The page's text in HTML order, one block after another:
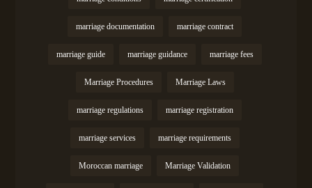
marriage contract
marriage documentation
marriage fees
marriage guidance
marriage guide
Marriage Laws
Marriage Procedures
marriage registration
marriage regulations
marriage requirements
marriage services
Marriage Validation
Moroccan marriage